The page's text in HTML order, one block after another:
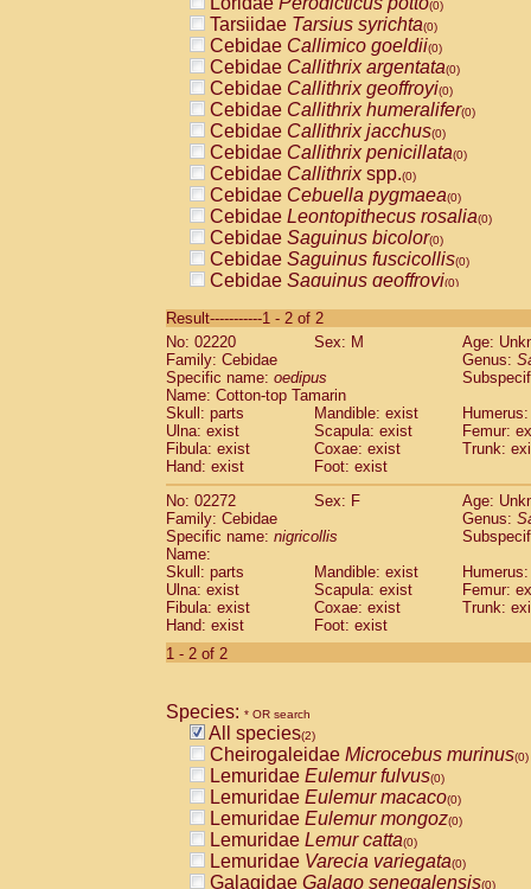
(0)
Tarsiidae Tarsius syrichta(0)
Cebidae Callimico goeldii(0)
Cebidae Callithrix argentata(0)
Cebidae Callithrix geoffroyi(0)
Cebidae Callithrix humeralifer(0)
Cebidae Callithrix jacchus(0)
Cebidae Callithrix penicillata(0)
Cebidae Callithrixspp.(0)
Cebidae Cebuella pygmaea(0)
Cebidae Leontopithecus rosalia(0)
Cebidae Saguinus bicolor(0)
Cebidae Saguinus fuscicollis(0)
Cebidae Saguinus geoffroyi(0)
CebidaeSaguinus labiatus(0)
Cebidae Saguinus leucopus (0)
Cebidae
CebidaeSaguinus mystax
Cebidae Saguinus nigricollis (1)
Cebidae Saguinus oedipus
Cebidae Saguinus weddelli
Cebidae Saguinusspp.
Cebidae Aotus trivirgatus
Cebidae
CebidaeCebus apella
Cebidae
Cebidae Cebus nigrivittatus
Cebidae Cebusspp.(0)
Cebidae Saimiri boliviensis
CebidaeSaimiri sciureus(0)
AtelidaeAlouatta caraya(0)
Atelidae Alouatta seniculus
AtelidaeAlouatta
AtelidaeAteles belzebuth(0)
AtelidaeAteles geoffroyi(0)
AtelidaeAteles paniscus(0)
AtelidaeAtelesspp. (0)
AtelidaeLagothrix lagothricha
AtelidaeLagothrix lagothricha cana
PitheciidaeCacajao calvus
Result-----------1 - 2 of 2
No: 02220
Sex: M
Age:
Family: Cebidae
Genus:
Specific name: oedipus
Name: Cotton-top Tamarin
Skull: parts
Mandible: exist
Ulna: exist
Scapula: exist
Femur:
Fibula: exist
Coxae: exist
Trunk:
Hand: exist
Foot: exist
No: 02272
Sex: F
Age:
Family: Cebidae
Genus:
Specific name: nigricollis
Name:
Skull: parts
Mandible: exist
Ulna: exist
Scapula: exist
Femur:
Fibula: exist
Coxae: exist
Trunk:
Hand: exist
Foot: exist
1 - 2 of 2
Species: * OR search
All species(2)
Cheirogaleidae Microcebus murinus(0)
Lemuridae Eulemur fulvus(0)
Lemuridae Eulemur macaco(0)
Lemuridae Eulemur mongoz(0)
Lemuridae Lemur catta(0)
Lemuridae Varecia variegata(0)
Galagidae Galago senegalensis(0)